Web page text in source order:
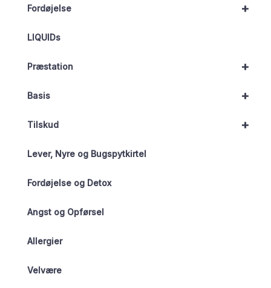
+
Fordøjelse
LIQUIDs
+
Præstation
+
Basis
+
Tilskud
Lever, Nyre og Bugspytkirtel
Fordøjelse og Detox
Angst og Opførsel
Allergier
Velvære